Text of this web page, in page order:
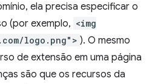
ela precisa especificar o
(por exemplo, <img
logo.png"> ). O mesmo
de extensão em uma página
são que os recursos da